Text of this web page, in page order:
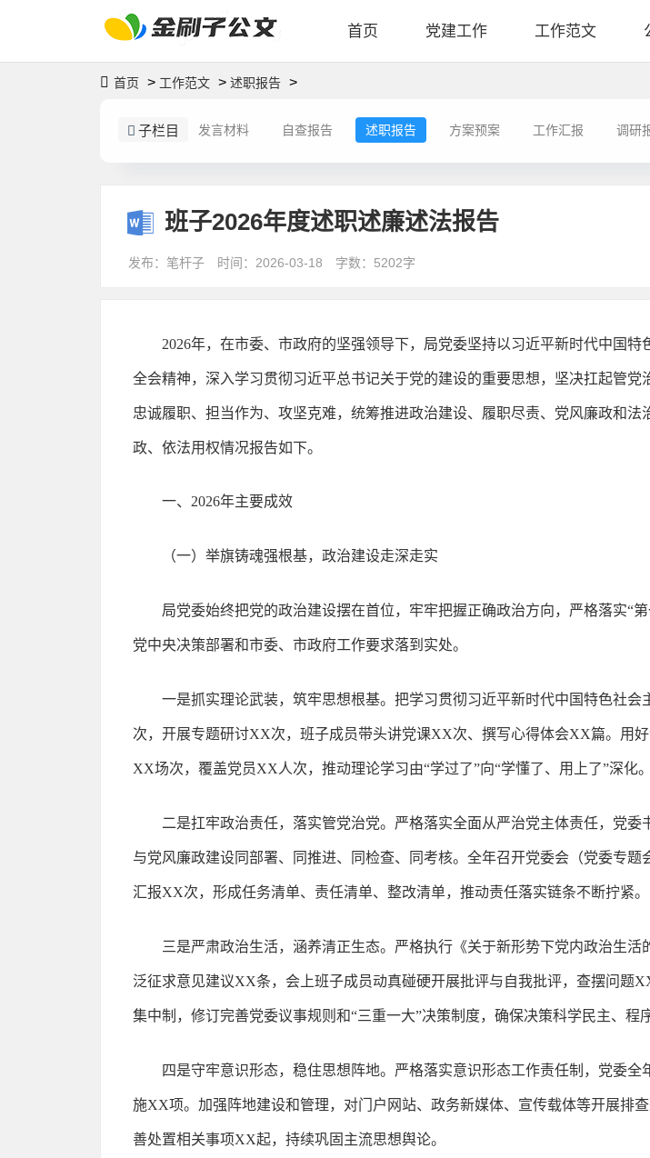
首页 党建工作 工作范文
首页 > 工作范文 > 述职报告 >
子栏目 发言材料 自查报告 述职报告 方案预案 工作汇报 调研
班子2026年度述职述廉述法报告
发布：笔杆子 时间：2026-03-18 字数：5202字
2026年，在市委、市政府的坚强领导下，局党委坚持以习近平新时代中国
全会精神，深入学习贯彻习近平总书记关于党的建设的重要思想，坚决扛起管
忠诚履职、担当作为、攻坚克难，统筹推进政治建设、履职尽责、党风廉政和
政、依法用权情况报告如下。
一、2026年主要成效
（一）举旗铸魂强根基，政治建设走深走实
局党委始终把党的政治建设摆在首位，牢牢把握正确政治方向，严格落实“
党中央决策部署和市委、市政府工作要求落到实处。
一是抓实理论武装，筑牢思想根基。把学习贯彻习近平新时代中国特色社
次，开展专题研讨XX次，班子成员带头讲党课XX次、撰写心得体会XX篇。用
XX场次，覆盖党员XX人次，推动理论学习由“学过了”向“学懂了、用上了”深化。
二是扛牢政治责任，落实管党治党。严格落实全面从严治党主体责任，党
与党风廉政建设同部署、同推进、同检查、同考核。全年召开党委会（党委专
汇报XX次，形成任务清单、责任清单、整改清单，推动责任落实链条不断拧紧。
三是严肃政治生活，涵养清正生态。严格执行《关于新形势下党内政治生
泛征求意见建议XX条，会上班子成员动真碰硬开展批评与自我批评，查摆问题
集中制，修订完善党委议事规则和“三重一大”决策制度，确保决策科学民主、程
四是守牢意识形态，稳住思想阵地。严格落实意识形态工作责任制，党委
施XX项。加强阵地建设和管理，对门户网站、政务新媒体、宣传载体等开展排
善处置相关事项XX起，持续巩固主流思想舆论。